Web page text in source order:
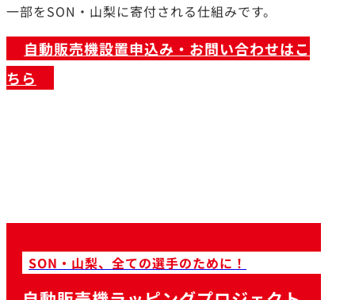
一部をSON・山梨に寄付される仕組みです。
自動販売機設置申込み・お問い合わせはこ
ちら
SON・山梨、全ての選手のために！